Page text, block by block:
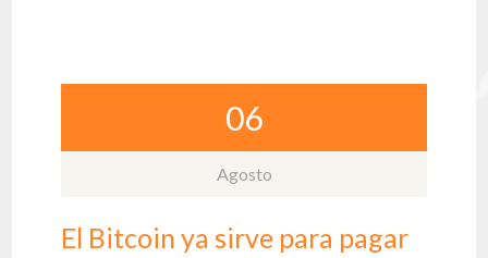
06
Agosto
El Bitcoin ya sirve para pagar